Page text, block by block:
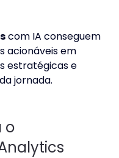
com IA conseguem
acionáveis em
estratégicas e
jornada.
o